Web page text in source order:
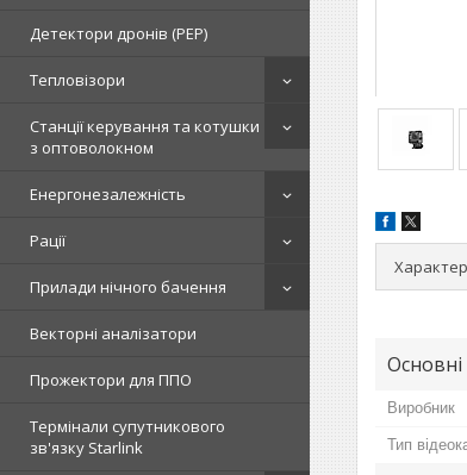
Детектори дронів (РЕР)
Тепловізори
Станції керування та котушки
з оптоволокном
Енергонезалежність
Рації
Прилади нічного бачення
Векторні аналізатори
Прожектори для ППО
Термінали супутникового
зв'язку Starlink
Основні
Виробник
Тип